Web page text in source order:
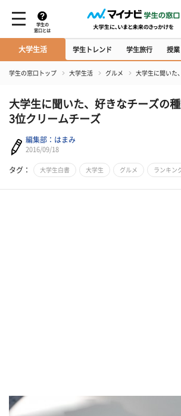
学生の
窓口とは
大学生活 学生トレンド 学生旅行 授業
学生の窓口トップ 大学生活 グルメ 大学生に聞いた
大学生に聞いた、好きなチーズの
3位クリームチーズ
編集部：はまみ
2016/09/18
タグ： 大学生白書 大学生 グルメ ランキン